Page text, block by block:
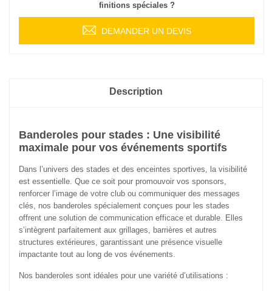
finitions spéciales ?
DEMANDER UN DEVIS
Description
Banderoles pour stades : Une visibilité
maximale pour vos événements sportifs
Dans l’univers des stades et des enceintes sportives, la visibilité
est essentielle. Que ce soit pour promouvoir vos sponsors,
renforcer l’image de votre club ou communiquer des messages
clés, nos banderoles spécialement conçues pour les stades
offrent une solution de communication efficace et durable. Elles
s’intègrent parfaitement aux grillages, barrières et autres
structures extérieures, garantissant une présence visuelle
impactante tout au long de vos événements.
Nos banderoles sont idéales pour une variété d’utilisations :